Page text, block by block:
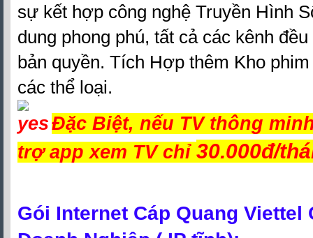
sự kết hợp công nghệ Truyền Hình
dung phong phú, tất cả các kênh
bản quyền. Tích Hợp thêm Kho
các thể loại.
Đặc Biệt, nếu TV thông
trợ app xem TV chỉ 30.000đ/
Gói Internet Cáp Quang Viettel